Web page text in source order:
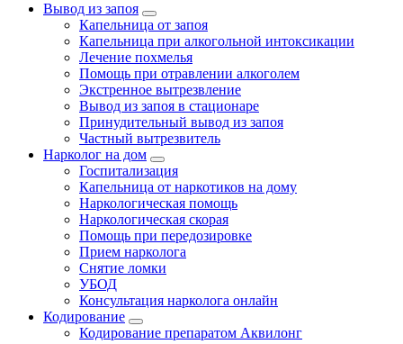
Вывод из запоя
Капельница от запоя
Капельница при алкогольной интоксикации
Лечение похмелья
Помощь при отравлении алкоголем
Экстренное вытрезвление
Вывод из запоя в стационаре
Принудительный вывод из запоя
Частный вытрезвитель
Нарколог на дом
Госпитализация
Капельница от наркотиков на дому
Наркологическая помощь
Наркологическая скорая
Помощь при передозировке
Прием нарколога
Снятие ломки
УБОД
Консультация нарколога онлайн
Кодирование
Кодирование препаратом Аквилонг